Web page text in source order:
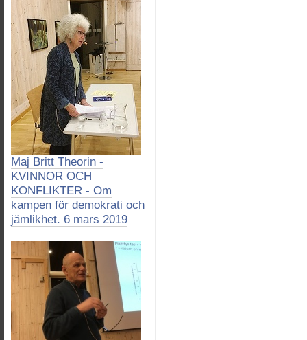
Maj Britt Theorin -
KVINNOR OCH
KONFLIKTER - Om
kampen för demokrati och
jämlikhet. 6 mars 2019